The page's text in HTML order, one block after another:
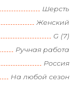
Шерсть
Женский
G (7)
Ручная работа
Россия
На любой сезон